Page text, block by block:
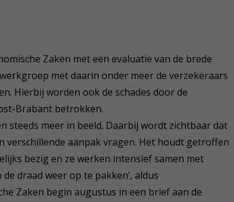
Zaken met een evaluatie van de brede
met daarin onder meer de verzekeraars
Hierbij worden ook de schades door de
Brabant betrokken.
steeds meer in beeld. Daarbij wordt zichtbaar dat
verschillende aanpak vragen. Het houdt getroffen
bezig en ze werken intensief samen met
draad weer op te pakken’, aldus
Zaken begin augustus in een brief aan de